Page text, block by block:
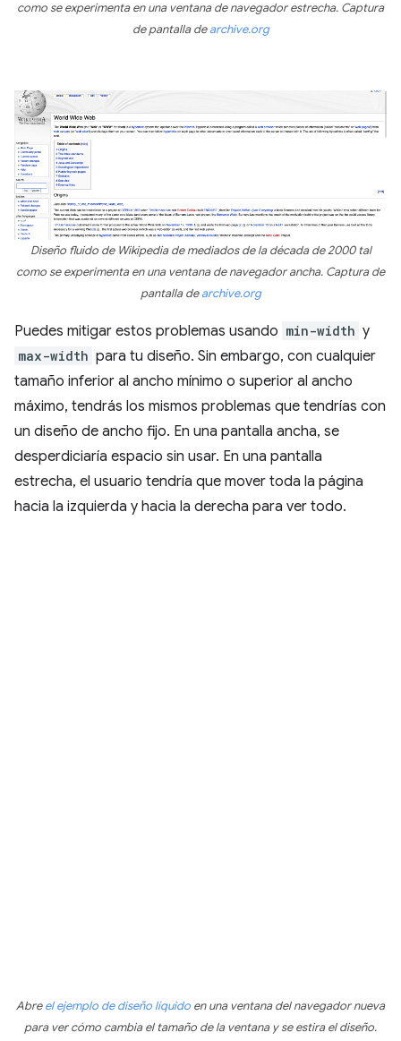
como se experimenta en una ventana de navegador estrecha. Captura
de pantalla dearchive.org
Diseño fluido de Wikipedia de mediados de la década de 2000 tal
como se experimenta en una ventana de navegador ancha. Captura de
pantalla dearchive.org
Puedes mitigar estos problemas usando min-width y
max-width para tu diseño. Sin embargo, con cualquier
tamaño inferior al ancho mínimo o superior al ancho
máximo, tendrás los mismos problemas que tendrías con
un diseño de ancho fijo. En una pantalla ancha, se
desperdiciaría espacio sin usar. En una pantalla
estrecha, el usuario tendría que mover toda la página
hacia la izquierda y hacia la derecha para ver todo.
Abreel ejemplo de diseño líquido en una ventana del navegador nueva
para ver cómo cambia el tamaño de la ventana y se estira el diseño.